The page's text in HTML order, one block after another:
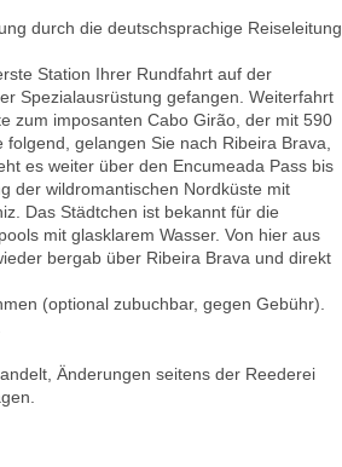
durch die deutschsprachige Reiseleitung
Station Ihrer Rundfahrt auf der
Spezialausrüstung gefangen. Weiterfahrt
zum imposanten Cabo Girão, der mit 590
gelangen Sie nach Ribeira Brava,
es weiter über den Encumeada Pass bis
der wildromantischen Nordküste mit
Das Städtchen ist bekannt für die
mit glasklarem Wasser. Von hier aus
bergab über Ribeira Brava und direkt
(optional zubuchbar, gegen Gebühr).
Änderungen seitens der Reederei